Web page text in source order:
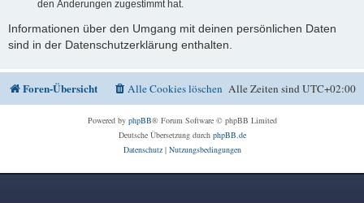
den Änderungen zugestimmt hat.
Informationen über den Umgang mit deinen persönlichen Daten
sind in der Datenschutzerklärung enthalten.
Foren-Übersicht Alle Zeiten sindUTC+02:00
Alle Cookies löschen
Powered by phpBB® Forum Software © phpBB Limited
Deutsche Übersetzung durch phpBB.de
Datenschutz| Nutzungsbedingungen